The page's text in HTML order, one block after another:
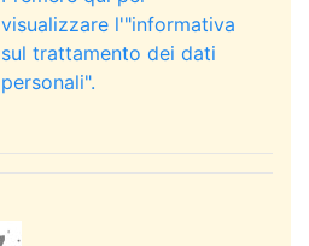
visualizzare l'"informativa
sul trattamento dei dati
personali".